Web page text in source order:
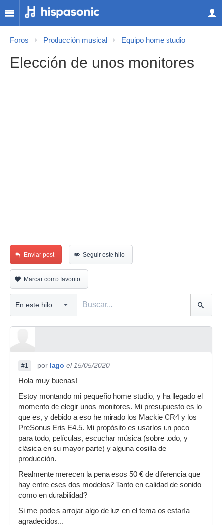
Foros Producción musical Equipo home studio
Elección de unos monitores
Enviar post Seguir este hilo
Marcar como favorito
#1 por Iago el 15/05/2020
Hola muy buenas!
Estoy montando mi pequeño home studio, y ha llegado el
momento de elegir unos monitores. Mi presupuesto es lo
que es, y debido a eso he mirado los Mackie CR4 y los
PreSonus Eris E4.5. Mi propósito es usarlos un poco
para todo, películas, escuchar música (sobre todo, y
clásica en su mayor parte) y alguna cosilla de
producción.
Realmente merecen la pena esos 50 € de diferencia que
hay entre eses dos modelos? Tanto en calidad de sonido
como en durabilidad?
Si me podeis arrojar algo de luz en el tema os estaría
agradecidos...